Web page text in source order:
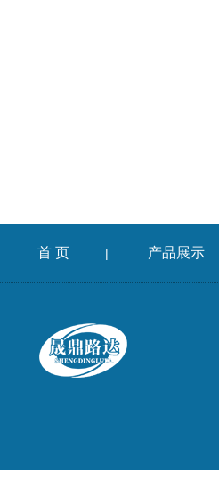
首 页 | 产品展示